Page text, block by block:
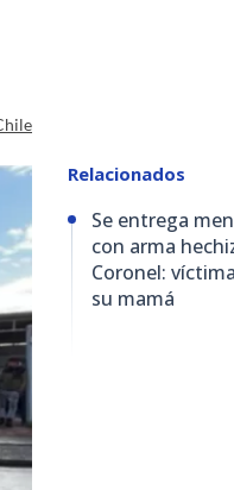
Relacionados
Se entrega
con arma
Coronel:
su mamá